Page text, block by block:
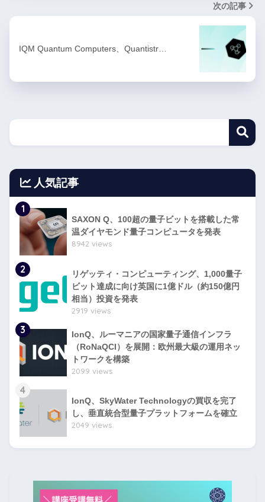
次の記事
IQM Quantum Computers、Quantistr…
人気記事
1
SAXON Q、100超の量子ビットを搭載した常
温ダイヤモンド量子コンピュータを発表
8942 views
2
リゲッティ・コンピューティング、1,000量子
ビット達成に向け英国に1億ドル（約150億円
相当）投資を発表
2919 views
3
IonQ、ルーマニアの国家量子通信インフラ
（RoNaQCI）を展開：欧州最大級の運用ネッ
トワークを構築
2099 views
4
IonQ、SkyWater Technologyの買収を完了
し、垂直統合型量子プラットフォームを確立
2049 views